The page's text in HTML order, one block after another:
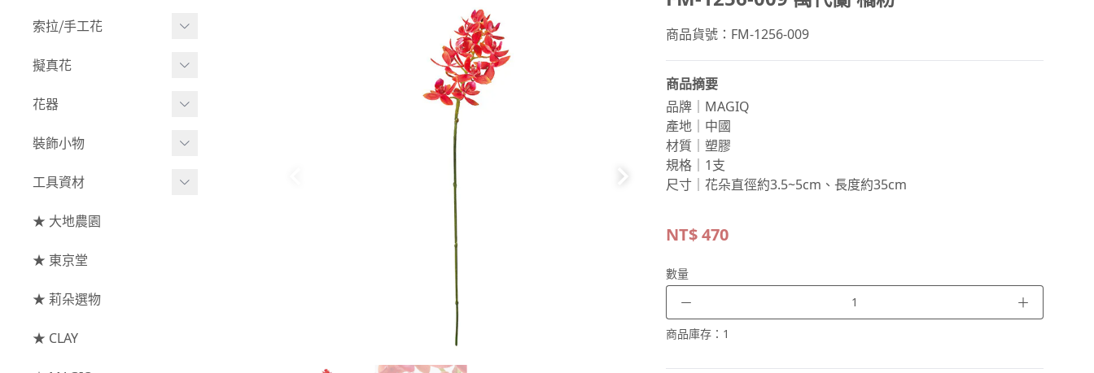
多色組合
- 其他
玫瑰
大玫瑰
- 迷你玫瑰
- 庭園玫瑰
索拉⧸手工花
索拉花(有花莖)
- 莉朵獨家水染
- 大地農園
索拉花(僅花頭)
原色
擬真花
盆栽⧸成品
綜合花束
葉材⧸藤蔓
枝條
果實
花器
小型花器
中大型花器
捧花架⧸吊架
藤圈⧸注連繩
提籃
裝飾小物
裝飾⧸擺飾
花插
工具資材
工具⧸型錄
資材
★ 大地農園
★ 東京堂
★ 莉朵選物
★ CLAY
商品貨號：FM-1256-009
商品摘要
品牌｜MAGIQ
產地｜中國
材質｜塑膠
規格｜1支
尺寸｜花朵直徑約3.5~5cm、長度約35cm
NT$470
數量
－ ＋
商品庫存： 1